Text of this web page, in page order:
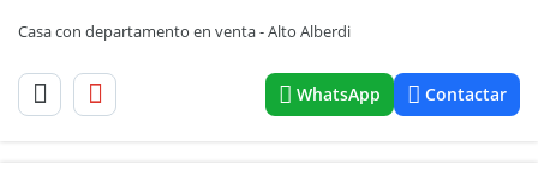
Casa con departamento en venta - Alto Alberdi
WhatsApp Contactar